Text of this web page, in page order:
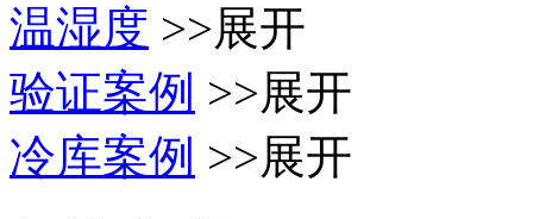
温湿度 >>展开
验证案例 >>展开
冷库案例 >>展开